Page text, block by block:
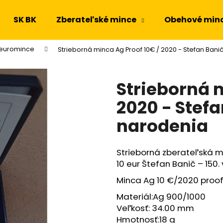
SK BK Zberateľské mince Obehové
Strieborná minca Ag Proof 10€ / 2020 - Stefan
Strieborná
2020 -
narodenia
Strieborná zberateľská
10 eur Štefan Banič –
Minca Ag 10 €/2020
Materiál:Ag 900/1000
Veľkosť: 34.00 mm
Hmotnosť:18 g
Čo potrebujete nájsť?
HĽADAŤ